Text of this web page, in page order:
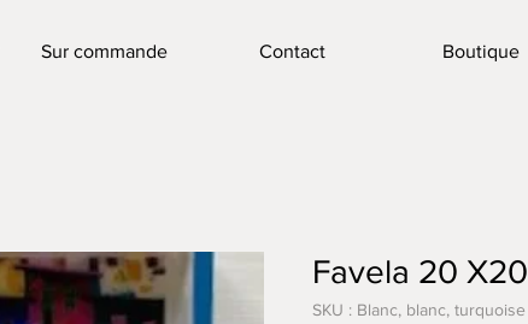
Sur commande Contact Boutique
Favela 20 X20
SKU : Blanc, blanc, turquoise